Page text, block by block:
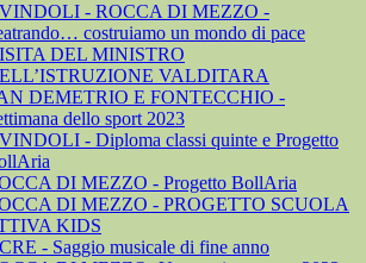
- ROCCA DI MEZZO -
costruiamo un mondo di pace
DEL MINISTRO
VALDITARA
DEMETRIO E FONTECCHIO -
dello sport 2023
- Diploma classi quinte e Progetto
DI MEZZO - Progetto BollAria
DI MEZZO - PROGETTO SCUOLA
KIDS
- Saggio musicale di fine anno